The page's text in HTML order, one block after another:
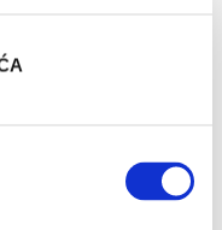
se dogodi kad ga